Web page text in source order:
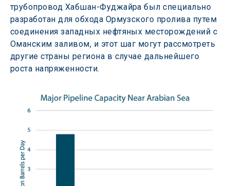
трубопровод Хабшан-Фуджайра был специально
разработан для обхода Ормузского пролива путем
соединения западных нефтяных месторождений с
Оманским заливом, и этот шаг могут рассмотреть
другие страны региона в случае дальнейшего
роста напряженности.